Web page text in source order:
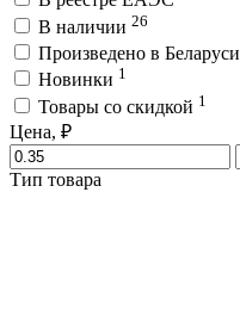
В наличии 26
Произведено в Беларуси
Новинки 1
Товары со скидкой 1
Цена, ₽
Тип товара